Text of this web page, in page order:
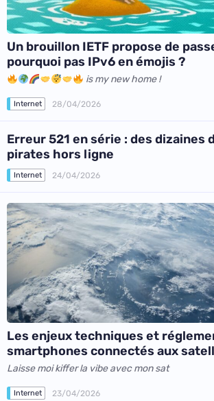
Un brouillon IETF propose de
pourquoi pas IPv6 en émojis ?
is my new home !
Internet 28/04/2026
Erreur 521 en série : des dizaines
pirates hors ligne
Internet 24/04/2026
Les enjeux techniques et
smartphones connectés aux
Laisse moi kiffer la vibe avec mon sat
Internet 23/04/2026